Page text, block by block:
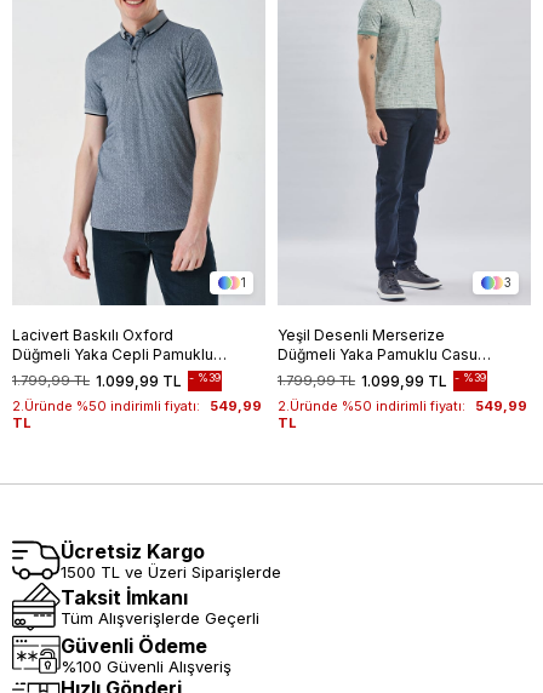
1
Lacivert Baskılı Oxford
Düğmeli Yaka Cepli Pamuklu
Casual Slim Fit Dar Kesim
Tişört 1011240177
1.099,99 TL
1.799,99 TL %39
2.Üründe %50 indirimli fiyatı:
549,99
TL
3
Yeşil Desenli Merserize
Düğmeli Yaka Pamuklu Casual
Slim Fit Dar Kesim Tişört
1011240160
1.099,99 TL
1.799,99 TL %39
2.Üründe %50 indirimli fiyatı:
549,99
TL
Ücretsiz Kargo
1500 TL ve Üzeri Siparişlerde
Taksit İmkanı
Tüm Alışverişlerde Geçerli
Güvenli Ödeme
%100 Güvenli Alışveriş